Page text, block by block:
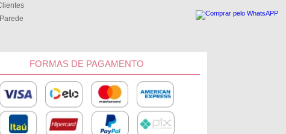
FORMAS DE PAGAMENTO